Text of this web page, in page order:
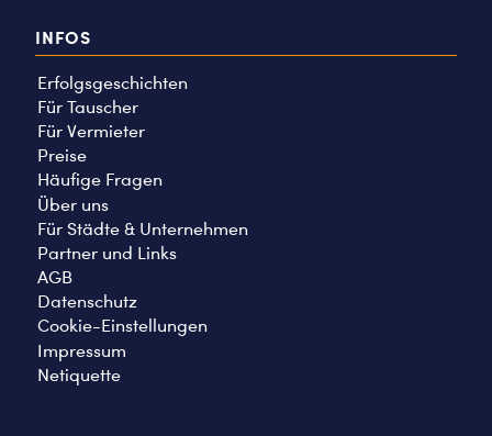
INFOS
Erfolgsgeschichten
Für Tauscher
Für Vermieter
Preise
Häufige Fragen
Über uns
Für Städte & Unternehmen
Partner und Links
AGB
Datenschutz
Cookie-Einstellungen
Impressum
Netiquette